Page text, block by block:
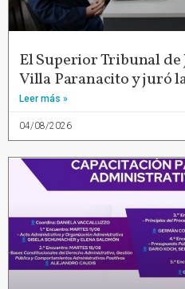
El Superior Tribunal de
Villa Paranacito y juró
Leer más »
04/08/2026